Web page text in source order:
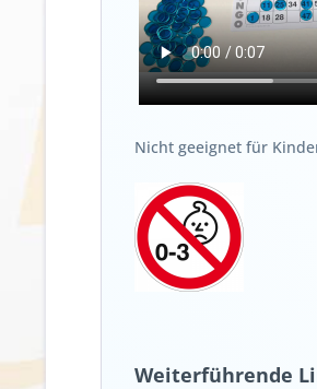
Nicht geeignet für
Weiterführende